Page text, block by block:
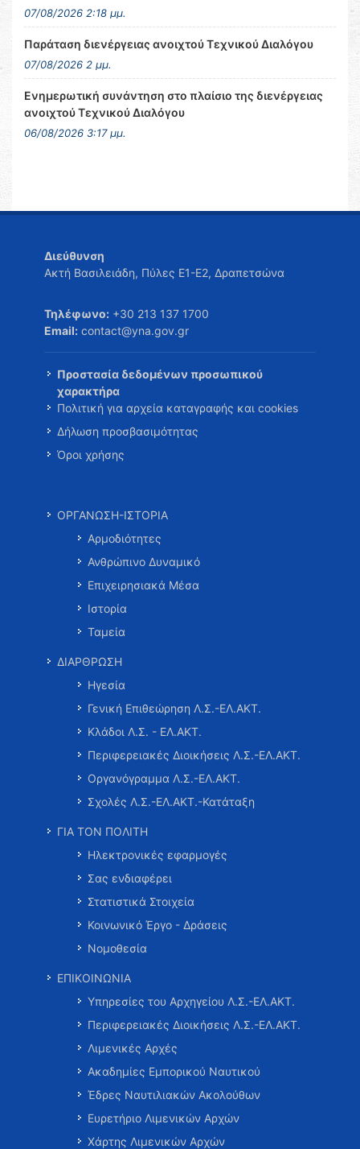
07/08/2026 2:18 μμ.
Παράταση διενέργειας ανοιχτού Τεχνικού Διαλόγου
07/08/2026 2 μμ.
Ενημερωτική συνάντηση στο πλαίσιο της διενέργειας
ανοιχτού Τεχνικού Διαλόγου
06/08/2026 3:17 μμ.
Διεύθυνση
Ακτή Βασιλειάδη, Πύλες Ε1-Ε2, Δραπετσώνα
Τηλέφωνο: +30 213 137 1700
Email: contact@yna.gov.gr
Προστασία δεδομένων προσωπικού
χαρακτήρα
Πολιτική για αρχεία καταγραφής και cookies
Δήλωση προσβασιμότητας
Όροι χρήσης
ΟΡΓΑΝΩΣΗ-ΙΣΤΟΡΙΑ
Αρμοδιότητες
Ανθρώπινο Δυναμικό
Επιχειρησιακά Μέσα
Ιστορία
Ταμεία
ΔΙΑΡΘΡΩΣΗ
Ηγεσία
Γενική Επιθεώρηση Λ.Σ.-ΕΛ.ΑΚΤ.
Κλάδοι Λ.Σ. - ΕΛ.ΑΚΤ.
Περιφερειακές Διοικήσεις Λ.Σ.-ΕΛ.ΑΚΤ.
Οργανόγραμμα Λ.Σ.-ΕΛ.ΑΚΤ.
Σχολές Λ.Σ.-ΕΛ.ΑΚΤ.-Κατάταξη
ΓΙΑ ΤΟΝ ΠΟΛΙΤΗ
Ηλεκτρονικές εφαρμογές
Σας ενδιαφέρει
Στατιστικά Στοιχεία
Κοινωνικό Έργο - Δράσεις
Νομοθεσία
ΕΠΙΚΟΙΝΩΝΙΑ
Υπηρεσίες του Αρχηγείου Λ.Σ.-ΕΛ.ΑΚΤ.
Περιφερειακές Διοικήσεις Λ.Σ.-ΕΛ.ΑΚΤ.
Λιμενικές Αρχές
Ακαδημίες Εμπορικού Ναυτικού
Έδρες Ναυτιλιακών Ακολούθων
Ευρετήριο Λιμενικών Αρχών
Χάρτης Λιμενικών Αρχών